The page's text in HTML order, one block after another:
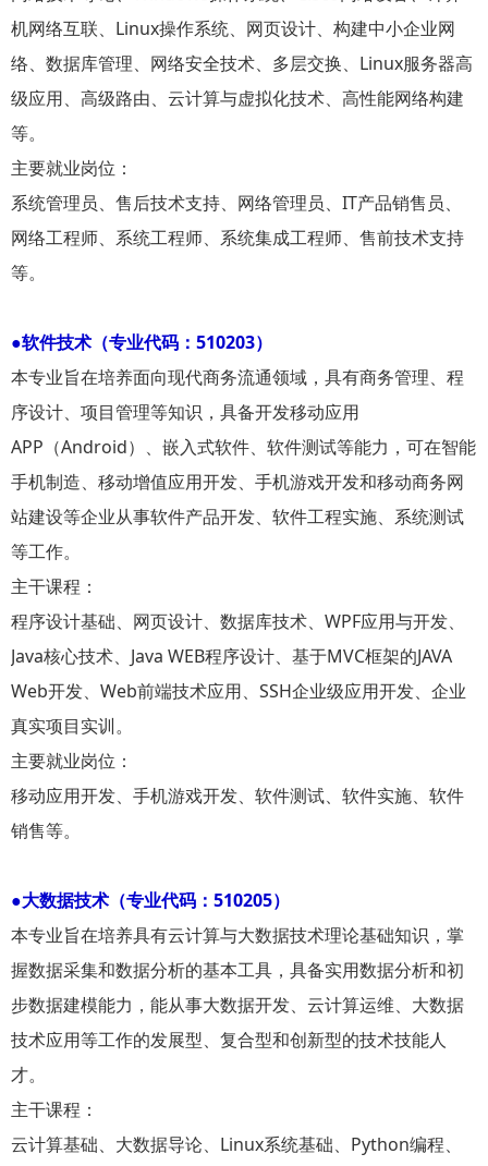
机网络互联、Linux操作系统、网页设计、构建中小企业网
络、数据库管理、网络安全技术、多层交换、Linux服务器高
级应用、高级路由、云计算与虚拟化技术、高性能网络构建
等。
主要就业岗位：
系统管理员、售后技术支持、网络管理员、IT产品销售员、
网络工程师、系统工程师、系统集成工程师、售前技术支持
等。
●软件技术（专业代码：510203）
本专业旨在培养面向现代商务流通领域，具有商务管理、程
序设计、项目管理等知识，具备开发移动应用
APP（Android）、嵌入式软件、软件测试等能力，可在智能
手机制造、移动增值应用开发、手机游戏开发和移动商务网
站建设等企业从事软件产品开发、软件工程实施、系统测试
等工作。
主干课程：
程序设计基础、网页设计、数据库技术、WPF应用与开发、
Java核心技术、Java WEB程序设计、基于MVC框架的JAVA
Web开发、Web前端技术应用、SSH企业级应用开发、企业
真实项目实训。
主要就业岗位：
移动应用开发、手机游戏开发、软件测试、软件实施、软件
销售等。
●大数据技术（专业代码：510205）
本专业旨在培养具有云计算与大数据技术理论基础知识，掌
握数据采集和数据分析的基本工具，具备实用数据分析和初
步数据建模能力，能从事大数据开发、云计算运维、大数据
技术应用等工作的发展型、复合型和创新型的技术技能人
才。
主干课程：
云计算基础、大数据导论、Linux系统基础、Python编程、